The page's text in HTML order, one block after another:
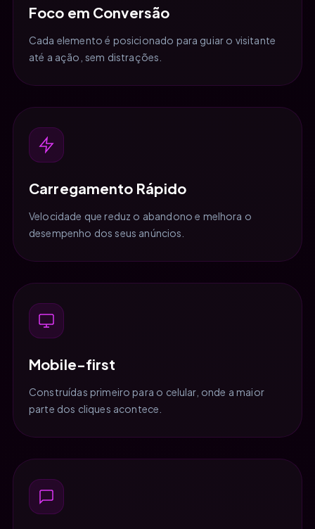
Foco em Conversão
Cada elemento é posicionado para guiar o visitante
até a ação, sem distrações.
Carregamento Rápido
Velocidade que reduz o abandono e melhora o
desempenho dos seus anúncios.
Mobile-first
Construídas primeiro para o celular, onde a maior
parte dos cliques acontece.